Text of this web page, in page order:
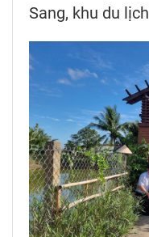
Sang, khu du